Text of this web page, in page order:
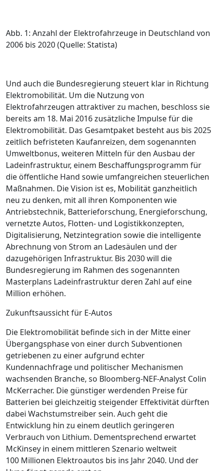
Abb. 1: Anzahl der Elektrofahrzeuge in Deutschland von
2006 bis 2020 (Quelle: Statista)
Und auch die Bundesregierung steuert klar in Richtung
Elektromobilität. Um die Nutzung von
Elektrofahrzeugen attraktiver zu machen, beschloss sie
bereits am 18. Mai 2016 zusätzliche Impulse für die
Elektromobilität. Das Gesamtpaket besteht aus bis 2025
zeitlich befristeten Kaufanreizen, dem sogenannten
Umweltbonus, weiteren Mitteln für den Ausbau der
Ladeinfrastruktur, einem Beschaffungsprogramm für
die öffentliche Hand sowie umfangreichen steuerlichen
Maßnahmen. Die Vision ist es, Mobilität ganzheitlich
neu zu denken, mit all ihren Komponenten wie
Antriebstechnik, Batterieforschung, Energieforschung,
vernetzte Autos, Flotten- und Logistikkonzepten,
Digitalisierung, Netzintegration sowie die intelligente
Abrechnung von Strom an Ladesäulen und der
dazugehörigen Infrastruktur. Bis 2030 will die
Bundesregierung im Rahmen des sogenannten
Masterplans Ladeinfrastrukturderen Zahl auf eine
Million erhöhen.
Zukunftsaussicht für E-Autos
Die Elektromobilität befinde sich in der Mitte einer
Übergangsphase von einer durch Subventionen
getriebenen zu einer ­aufgrund echter
Kundennachfrage und politischer Mechanismen
wachsenden Branche, so Bloomberg-NEF-Analyst Colin
McKerracher. Die günstiger werdenden Preise für
Batterien bei gleichzeitig steigender Effektivität dürften
dabei Wachstumstreiber sein. Auch geht die
Entwicklung hin zu einem deutlich geringeren
Verbrauch von Lithium. Dementsprechend erwartet
McKinsey in einem mittleren Szenario weltweit
100 Millionen Elektroautos bis ins Jahr 2040. Und der